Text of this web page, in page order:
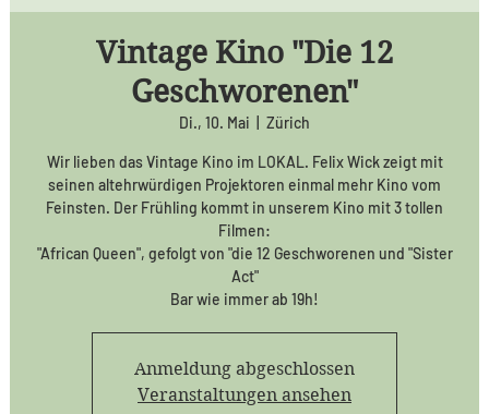
Vintage Kino "Die 12
Geschworenen"
Di., 10. Mai Zürich
Wir lieben das Vintage Kino im LOKAL. Felix Wick zeigt mit
seinen altehrwürdigen Projektoren einmal mehr Kino vom
Feinsten. Der Frühling kommt in unserem Kino mit 3 tollen
Filmen:
"African Queen", gefolgt von "die 12 Geschworenen und "Sister
Act"
Bar wie immer ab 19h!
Anmeldung abgeschlossen
Veranstaltungen ansehen